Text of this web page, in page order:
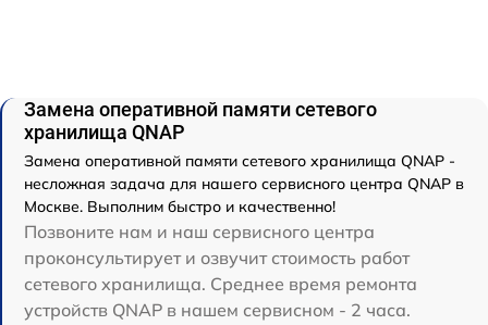
Замена оперативной памяти сетевого
хранилища QNAP
Замена оперативной памяти сетевого хранилища QNAP -
несложная задача для нашего сервисного центра QNAP в
Москве. Выполним быстро и качественно!
Позвоните нам и наш сервисного центра
проконсультирует и озвучит стоимость работ
сетевого хранилища. Среднее время ремонта
устройств QNAP в нашем сервисном - 2 часа.